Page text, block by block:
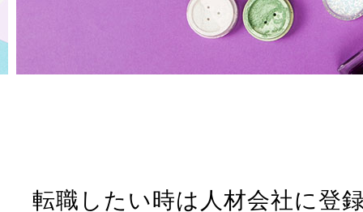
転職したい時は人材会社に登